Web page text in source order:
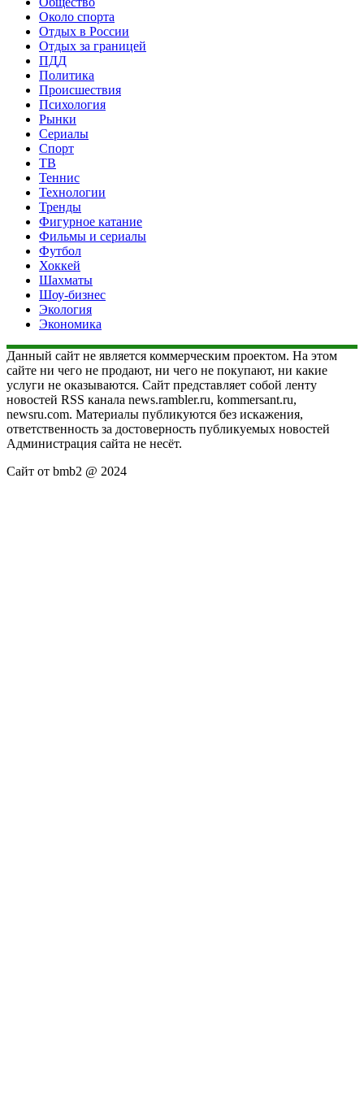
Около спорта
Отдых в России
Отдых за границей
ПДД
Политика
Происшествия
Психология
Рынки
Сериалы
Спорт
ТВ
Теннис
Технологии
Тренды
Фигурное катание
Фильмы и сериалы
Футбол
Хоккей
Шахматы
Шоу-бизнес
Экология
Экономика
Данный сайт не является коммерческим проектом. На этом
сайте ни чего не продают, ни чего не покупают, ни какие
услуги не оказываются. Сайт представляет собой ленту
новостей RSS канала news.rambler.ru, kommersant.ru,
newsru.com. Материалы публикуются без искажения,
ответственность за достоверность публикуемых новостей
Администрация сайта не несёт.
Сайт от bmb2 @ 2024